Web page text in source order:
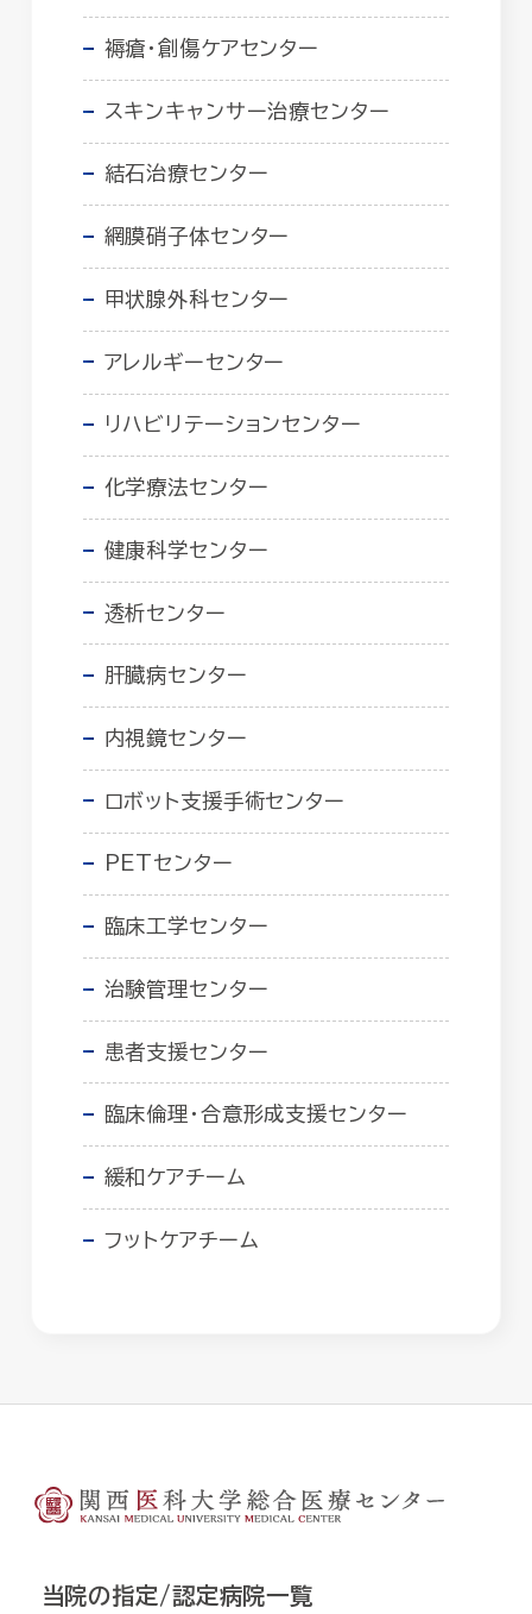
褥瘡・創傷ケアセンター
スキンキャンサー治療センター
結石治療センター
網膜硝子体センター
甲状腺外科センター
アレルギーセンター
リハビリテーションセンター
化学療法センター
健康科学センター
透析センター
肝臓病センター
内視鏡センター
ロボット支援手術センター
PETセンター
臨床工学センター
治験管理センター
患者支援センター
臨床倫理・合意形成支援センター
緩和ケアチーム
フットケアチーム
当院の指定/認定病院一覧